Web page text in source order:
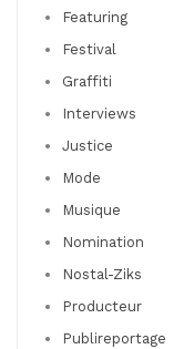
Featuring
Festival
Graffiti
Interviews
Justice
Mode
Musique
Nomination
Nostal-Ziks
Producteur
Publireportage